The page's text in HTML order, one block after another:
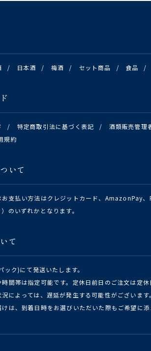
/ 日本酒 / 梅酒 / セット商品 / 食品 /
/ 特定商取引法に基づく表記 / 酒類販売管理
規約
いて
お支払い方法はクレジットカード、AmazonPay
のいずれかとなります。
て
ック)にて発送いたします。
間帯は指定可能です。定休日前日のご注文は定
によっては、遅延が発生する可能性がございます。
は、到着日時をお選びいただいた際もご希望に添